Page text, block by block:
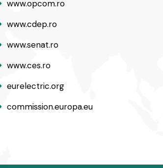
www.opcom.ro
www.cdep.ro
www.senat.ro
www.ces.ro
eurelectric.org
commission.europa.eu